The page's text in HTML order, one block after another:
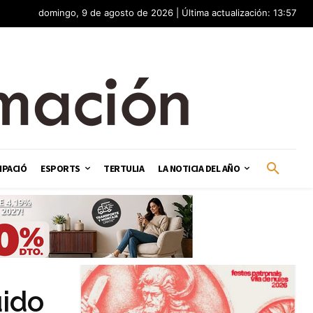
domingo, 9 de agosto de 2026 | Última actualización: 13:57
ESPORTS TERTULIA LA NOTICIA DEL AÑO